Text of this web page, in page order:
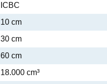
ICBC
10 cm
30 cm
60 cm
18.000 cm³